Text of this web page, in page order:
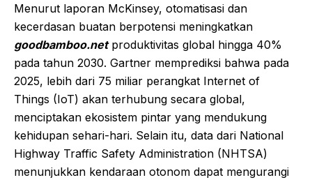
Menurut laporan McKinsey, otomatisasi dan
kecerdasan buatan berpotensi meningkatkan
goodbamboo.netproduktivitas global hingga 40%
pada tahun 2030. Gartner memprediksi bahwa pada
2025, lebih dari 75 miliar perangkat Internet of
Things (IoT) akan terhubung secara global,
menciptakan ekosistem pintar yang mendukung
kehidupan sehari-hari. Selain itu, data dari National
Highway Traffic Safety Administration (NHTSA)
menunjukkan kendaraan otonom dapat mengurangi